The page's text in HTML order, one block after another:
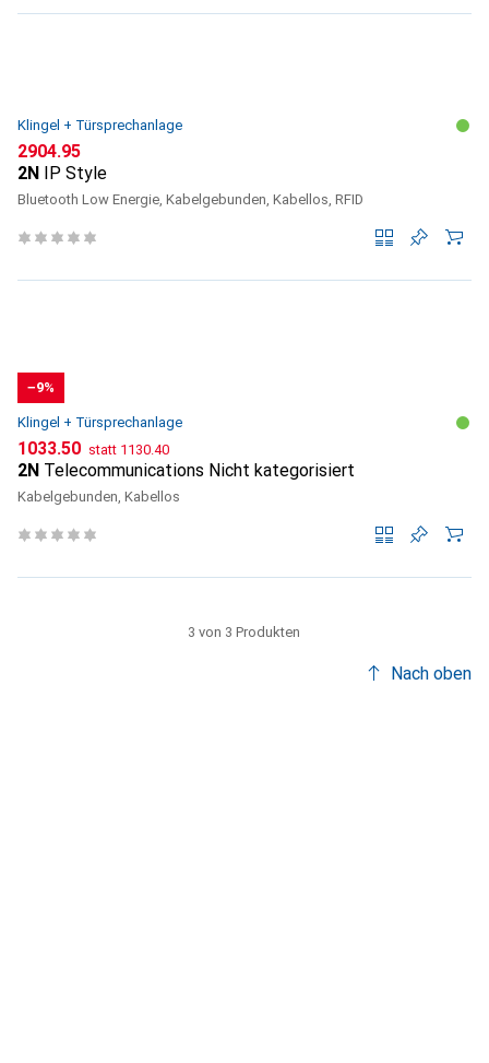
Klingel + Türsprechanlage
CHF
2904.95
2N
IP Style
Bluetooth Low Energie, Kabelgebunden, Kabellos, RFID
−9%
Klingel + Türsprechanlage
CHF
1033.50 statt CHF
1130.40
2N Telecommunications Nicht kategorisiert
Kabelgebunden, Kabellos
3 von 3 Produkten
Nach oben